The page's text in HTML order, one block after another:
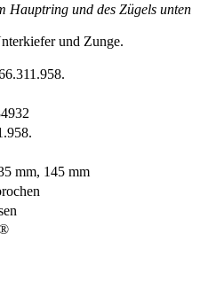
Hauptring und des Zügels unten
und Zunge.
mm, 145 mm